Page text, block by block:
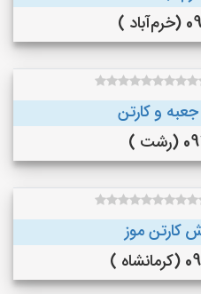
)
و کارتن
)
کارتن موز
)